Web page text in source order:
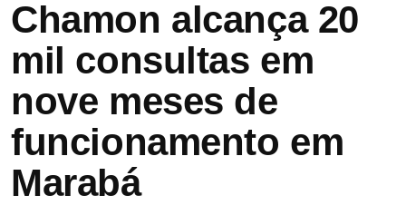
Chamon alcança 20
mil consultas em
nove meses de
funcionamento em
Marabá